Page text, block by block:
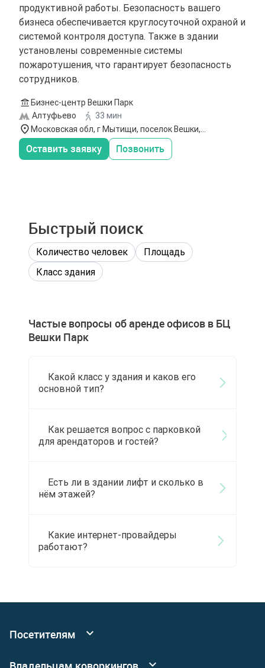
продуктивной работы. Безопасность вашего
бизнеса обеспечивается круглосуточной охраной и
системой контроля доступа. Также в здании
установлены современные системы
пожаротушения, что гарантирует безопасность
сотрудников.
Бизнес-центр Вешки Парк
Алтуфьево
33 мин
Московская обл, г Мытищи, поселок Вешки,
Липкинское шоссе, стр 7/1
Оставить заявку Позвонить
Быстрый поиск
Количество человек
Площадь
Класс здания
Частые вопросы об аренде офисов в БЦ
Вешки Парк
Какой класс у здания и каков его
основной тип?
Как решается вопрос с парковкой
для арендаторов и гостей?
Есть ли в здании лифт и сколько в
нём этажей?
Какие интернет-провайдеры
работают?
Посетителям